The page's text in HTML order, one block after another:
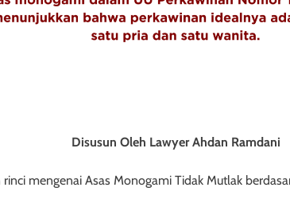
Disusun Oleh Lawyer Ahdan Ramdani
mengenai Asas Monogami Tidak Mutlak